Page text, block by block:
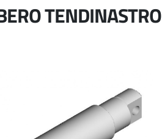
TENDINASTRO